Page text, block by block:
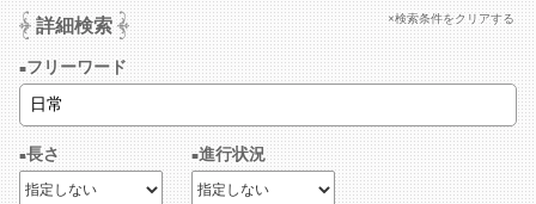
詳細検索 ×検索条件をクリアする
フリーワード
長さ 進行状況